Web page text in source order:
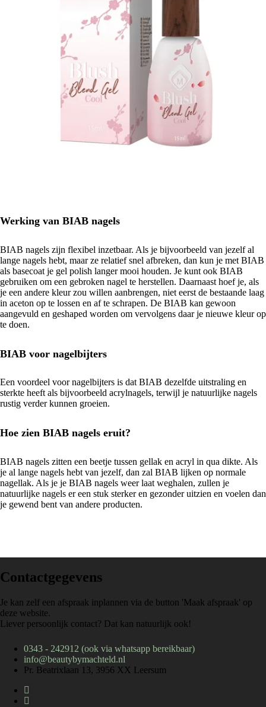
Werking van BIAB nagels
BIAB nagels zijn flexibel inzetbaar. Als je bijvoorbeeld van jezelf al
lange nagels hebt, maar ze relatief snel afbreken, dan kun je met BIAB
als basecoat je gel polish langer mooi houden. Je kunt ook BIAB
gebruiken om een gebroken nagel te herstellen. Daarnaast hoef je, als
je een andere kleur zou willen aanbrengen, niet eerst de bestaande laag
in aceton op te lossen en af te schrapen. De BIAB kan gewoon
aangevuld en geshaped worden om vervolgens daar je nieuwe kleur op
te doen.
BIAB voor nagelbijters
Een voordeel voor nagelbijters is dat BIAB dezelfde uitstraling en
sterkte heeft als bijvoorbeeld acrylnagels, terwijl je natuurlijke nagels
rustig verder kunnen groeien.
Hoe zien BIAB nagels eruit?
BIAB nagels zitten een beetje tussen gellak en acryl in qua dikte. Als
je al lange nagels hebt van jezelf, dan zal BIAB lijken op normale
nagellak. Als je je BIAB nagels weer laat weghalen, zullen je
natuurlijke nagels er een stuk sterker en gezonder uitzien en voelen dan
je gewend bent van andere producten.
Contactgegevens
Je kan zelf een afspraak inplannen via de button 'Maak afspraak' op
deze website.
Liever persoonlijk contact? Dat kan natuurlijk ook!
0343 - 242912 (ook via whatsapp bereikbaar)
info@beautybymachteld.nl
Pr. Beatrixlaan 13, 3956 XX Leersum